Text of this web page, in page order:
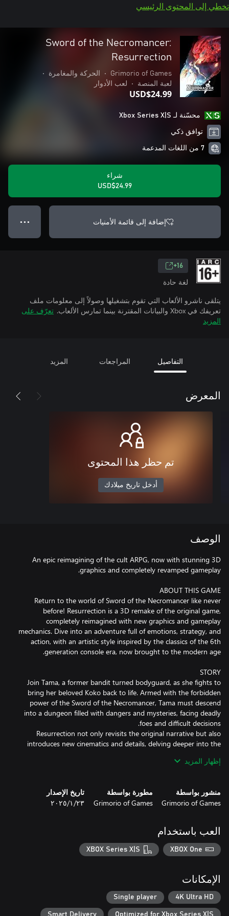
تخطي إلى المحتوى الرئيسي
Sword of the Necromancer:
Resurrection
Grimorio of Games
• الحركة والمغامرة
•
لعبة المنصة
• لعب الأدوار
USD$24.99
محسّنة لـ Xbox Series X|S
توافق ذكي
7 من اللغات المدعمة
شراء
USD$24.99
إضافة إلى قائمة الأمنيات ● ● ●
16+
لغة حادة
يتلقى ناشرو الألعاب التي تقوم بتشغيلها وصولاً إلى معلومات ملف
تعريفك في Xbox والبيانات المقترنة بينما تمارس الألعاب.
تعرّف على
المزيد
التفاصيل المراجعات المزيد
المعرض
تم حظر هذا المحتوى
أدخل تاريخ ميلادك
الوصف
An epic reimagining of the cult ARPG, now with stunning 3D
Return to the world of Sword of the Necromancer like never
before! Resurrection is a 3D remake of the original game,
completely reimagined with new graphics and gameplay
mechanics. Dive into an adventure full of emotions, strategy, and
action, with an artistic style inspired by the classics of the 6th
Join Tama, a former bandit turned bodyguard, as she fights to
bring her beloved Koko back to life. Armed with the forbidden
power of the Sword of the Necromancer, Tama must descend
into a dungeon filled with dangers and mysteries, facing deadly
Resurrection not only revisits the original narrative but also
introduces new cinematics and details, delving deeper into the
إظهار المزيد
منشور بواسطة
Grimorio of Games
مطورة بواسطة
Grimorio of Games
تاريخ الإصدار
٢٣‏/١‏/٢٠٢٥
العب باستخدام
XBOX One
XBOX Series X|S
الإمكانات
4K Ultra HD
Single player
Optimized for Xbox Series X|S
Smart Delivery